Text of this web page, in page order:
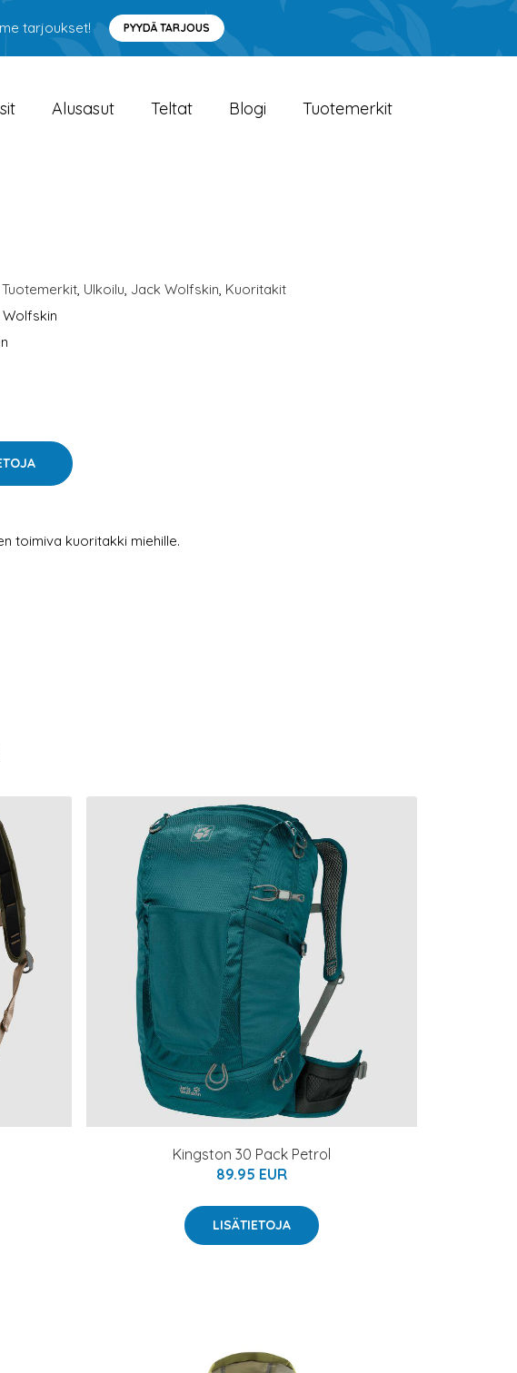
tarjoukset! PYYDÄ TARJOUS
Alusasut Teltat Blogi Tuotemerkit
Tuotemerkit, Ulkoilu, Jack Wolfskin, Kuoritakit
toimiva kuoritakki miehille.
Kingston 30 Pack Petrol
89.95 EUR
LISÄTIETOJA